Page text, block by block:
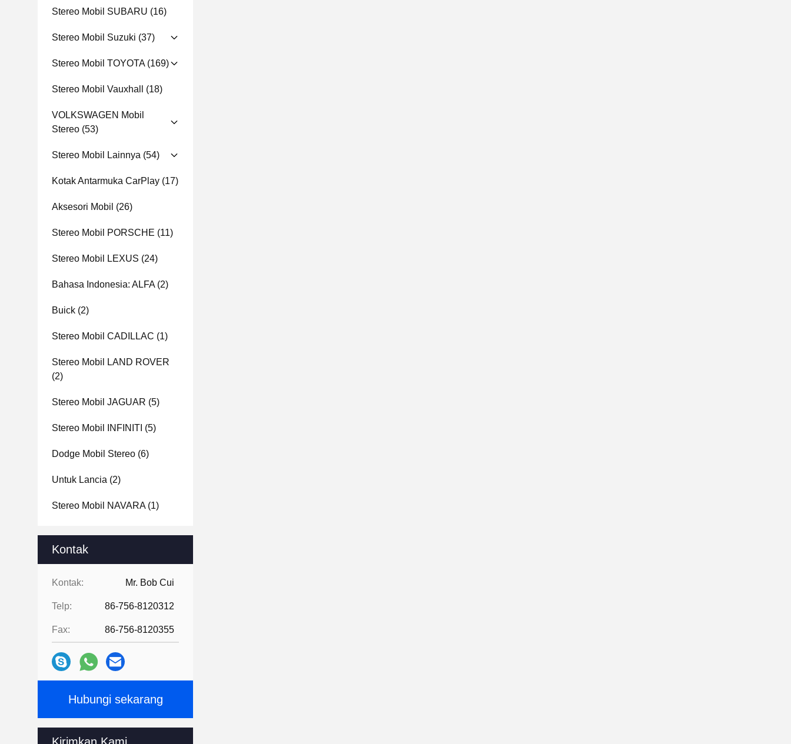
Stereo Mobil SUBARU (16)
Stereo Mobil Suzuki (37)
Stereo Mobil TOYOTA(169)
Stereo Mobil Vauxhall (18)
VOLKSWAGEN Mobil
Stereo (53)
Stereo Mobil Lainnya (54)
Kotak Antarmuka CarPlay (17)
Aksesori Mobil (26)
Stereo Mobil PORSCHE (11)
Stereo Mobil LEXUS (24)
Bahasa Indonesia: ALFA(2)
Buick (2)
Stereo Mobil CADILLAC (1)
Stereo Mobil LAND ROVER
(2)
Stereo Mobil JAGUAR (5)
Stereo Mobil INFINITI (5)
Dodge Mobil Stereo (6)
Untuk Lancia (2)
Stereo Mobil NAVARA(1)
Kontak
Kontak: Mr. Bob Cui
Telp: 86-756-8120312
Fax: 86-756-8120355
Hubungi sekarang